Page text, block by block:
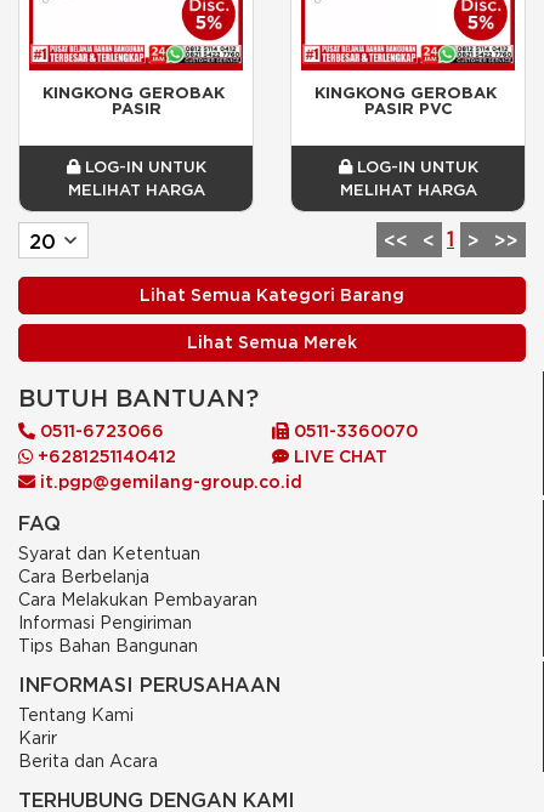
KINGKONG GEROBAK
PASIR
LOG-IN UNTUK
MELIHAT HARGA
KINGKONG GEROBAK
PASIR PVC
LOG-IN UNTUK
MELIHAT HARGA
<< < 1 > >>
Lihat Semua Kategori Barang
Lihat Semua Merek
BUTUH BANTUAN?
0511-6723066
0511-3360070
+6281251140412
LIVE CHAT
it.pgp@gemilang-group.co.id
FAQ
Syarat dan Ketentuan
Cara Berbelanja
Cara Melakukan Pembayaran
Informasi Pengiriman
Tips Bahan Bangunan
INFORMASI PERUSAHAAN
Tentang Kami
Karir
Berita dan Acara
TERHUBUNG DENGAN KAMI